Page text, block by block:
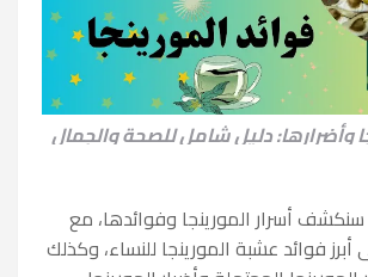
وأضرارها: دليل شامل للصحة والجمال
أسرار المورينجا وفوائدها، مع
فوائد عشبة المورينجا للنساء، وكذلك